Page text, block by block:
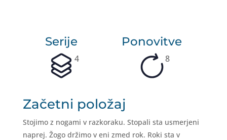
Serije
4
Ponovitve
8
Začetni položaj
Stojimo z nogami v razkoraku. Stopali sta usmerjeni
naprej. Žogo držimo v eni zmed rok. Roki sta v